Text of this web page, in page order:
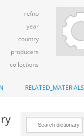
refno
year
country
producers
collections
RELATED_MATERIALS